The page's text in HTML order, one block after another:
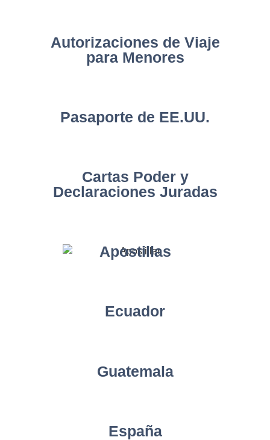
Autorizaciones de Viaje
para Menores
Pasaporte de EE.UU.
Cartas Poder y
Declaraciones Juradas
Apostillas
Ecuador
Guatemala
España